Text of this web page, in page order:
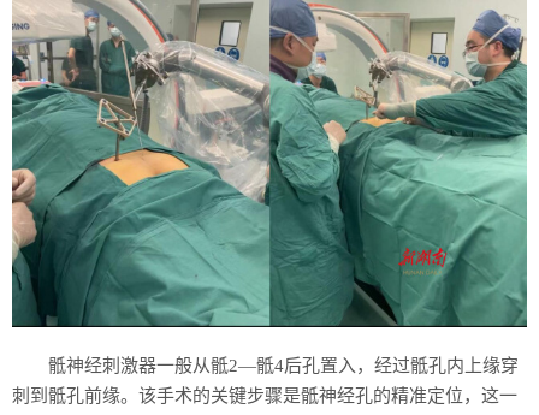
骶神经刺激器一般从骶2—骶4后孔置入，经过骶孔内上缘穿
刺到骶孔前缘。该手术的关键步骤是骶神经孔的精准定位，这一